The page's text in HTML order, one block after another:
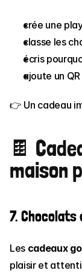
crée une
classe les
écris
ajoute un
👉 Un cadeau
🍫
maison
7. Chocolats
Les cadeaux
plaisir et